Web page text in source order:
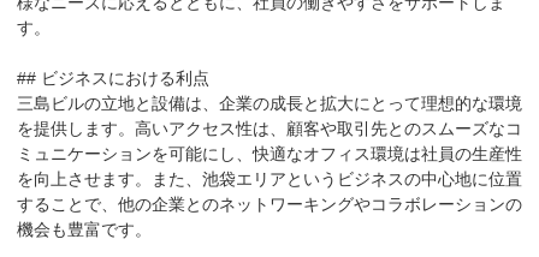
す。
## ビジネスにおける利点
三島ビルの立地と設備は、企業の成長と拡大にとって理想的な環境
を提供します。高いアクセス性は、顧客や取引先とのスムーズなコ
ミュニケーションを可能にし、快適なオフィス環境は社員の生産性
を向上させます。また、池袋エリアというビジネスの中心地に位置
することで、他の企業とのネットワーキングやコラボレーションの
機会も豊富です。